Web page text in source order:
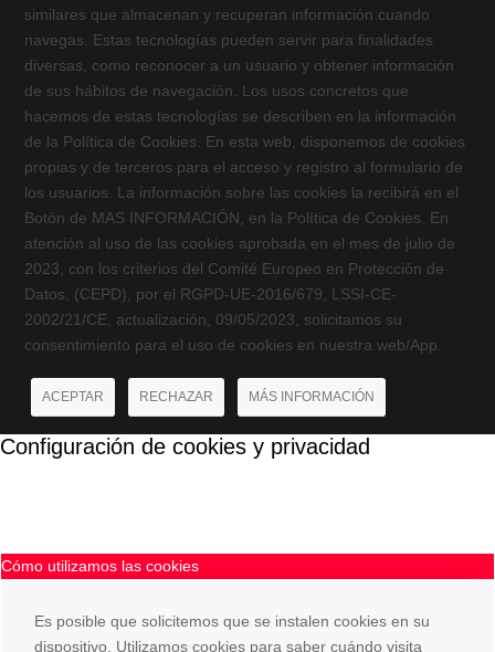
similares que almacenan y recuperan información cuando
navegas. Estas tecnologías pueden servir para finalidades
diversas, como reconocer a un usuario y obtener información
de sus hábitos de navegación. Los usos concretos que
hacemos de estas tecnologías se describen en la información
de la Política de Cookies. En esta web, disponemos de cookies
propias y de terceros para el acceso y registro al formulario de
los usuarios. La información sobre las cookies la recibirá en el
Botón de MAS INFORMACIÓN, en la Política de Cookies. En
atención al uso de las cookies aprobada en el mes de julio de
2023, con los criterios del Comité Europeo en Protección de
Datos, (CEPD), por el RGPD-UE-2016/679, LSSI-CE-
2002/21/CE, actualización, 09/05/2023, solicitamos su
consentimiento para el uso de cookies en nuestra web/App.
ACEPTAR RECHAZAR MÁS INFORMACIÓN
Configuración de cookies y privacidad
Cómo utilizamos las cookies
Es posible que solicitemos que se instalen cookies en su
dispositivo. Utilizamos cookies para saber cuándo visita